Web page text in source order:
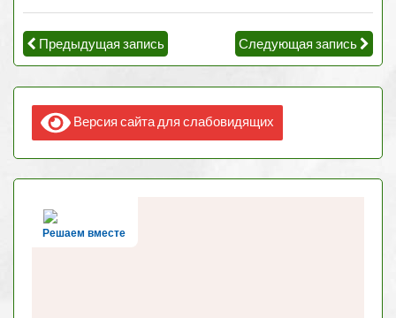
Предыдущая запись Следующая запись
Версия сайта для слабовидящих
Решаем вместе